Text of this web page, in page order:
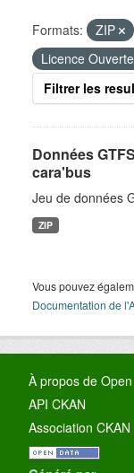
Formats: ZIP
Licence
Filtrer les
Données
cara'bus
Jeu de données
ZIP
Vous pouvez
Documentation de
À propos de
API CKAN
Association CKAN